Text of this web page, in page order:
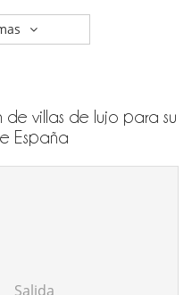
de villas de lujo para su
España